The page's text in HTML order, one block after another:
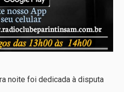
noite foi dedicada à disputa